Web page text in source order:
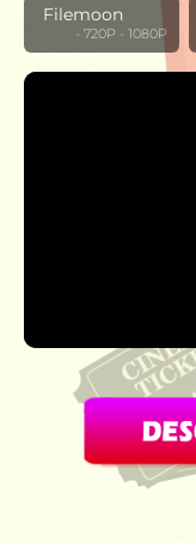
Filemoon
‎ ‎ ‎ ‎ ‎ ‎ ‎ ‎ ‎ - 720P - 1080P